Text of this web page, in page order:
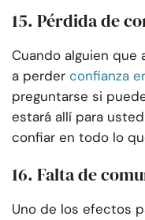
15. Pérdida de
Cuando alguien que
a perder confianza
preguntarse si
estará allí para
confiar en todo lo
16. Falta de
Uno de los efectos